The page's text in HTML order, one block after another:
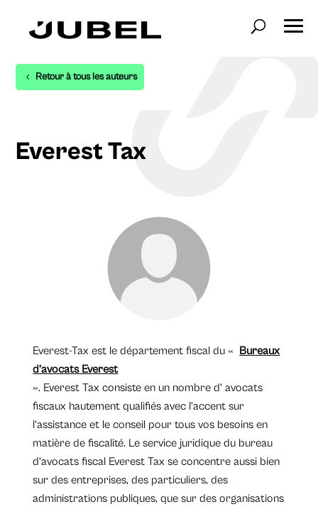
Retour à tous les auteurs
Everest Tax
Everest-Tax est le département fiscal du « Bureaux
d’avocats Everest
». Everest Tax consiste en un nombre d’ avocats
fiscaux hautement qualifiés avec l’accent sur
l’assistance et le conseil pour tous vos besoins en
matière de fiscalité. Le service juridique du bureau
d’avocats fiscal Everest Tax se concentre aussi bien
sur des entreprises, des particuliers, des
administrations publiques, que sur des organisations